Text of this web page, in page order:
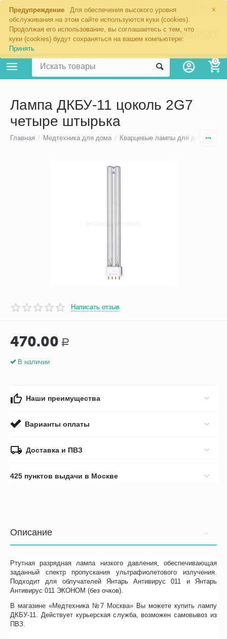
×
Предупреждение
Для обеспечения высокого уровня
обслуживания на этом сайте используются куки (cookies).
Продолжая его использование, вы соглашаетесь с тем, что
куки (cookies) будут сохраняться на вашем компьютере:
Принять
Москва
8 800 201-70-97
0
Лампа ДКБУ-11 цоколь 2G7
четыре штырька
Главная / Медтехника для дома / Кварцевые лампы для дома и
Написать отзыв
470.00 Р
В наличии
Наши преимущества
Варианты оплаты
Доставка и ПВЗ
425 пунктов выдачи в Москве
Описание
Ртутная разрядная лампа низкого давления, обеспечивающая
заданный спектр пропускания ультрафиолетового излучения.
Подходит для облучателей Янтарь Антивирус 011 и Янтарь
Антивирус 011 ЭКОНОМ (без очков).
В магазине «Медтехника №7 Москва» Вы можете купить лампу
ДКБУ-11. Действует курьерская служба, возможен самовывоз из
ПВЗ.